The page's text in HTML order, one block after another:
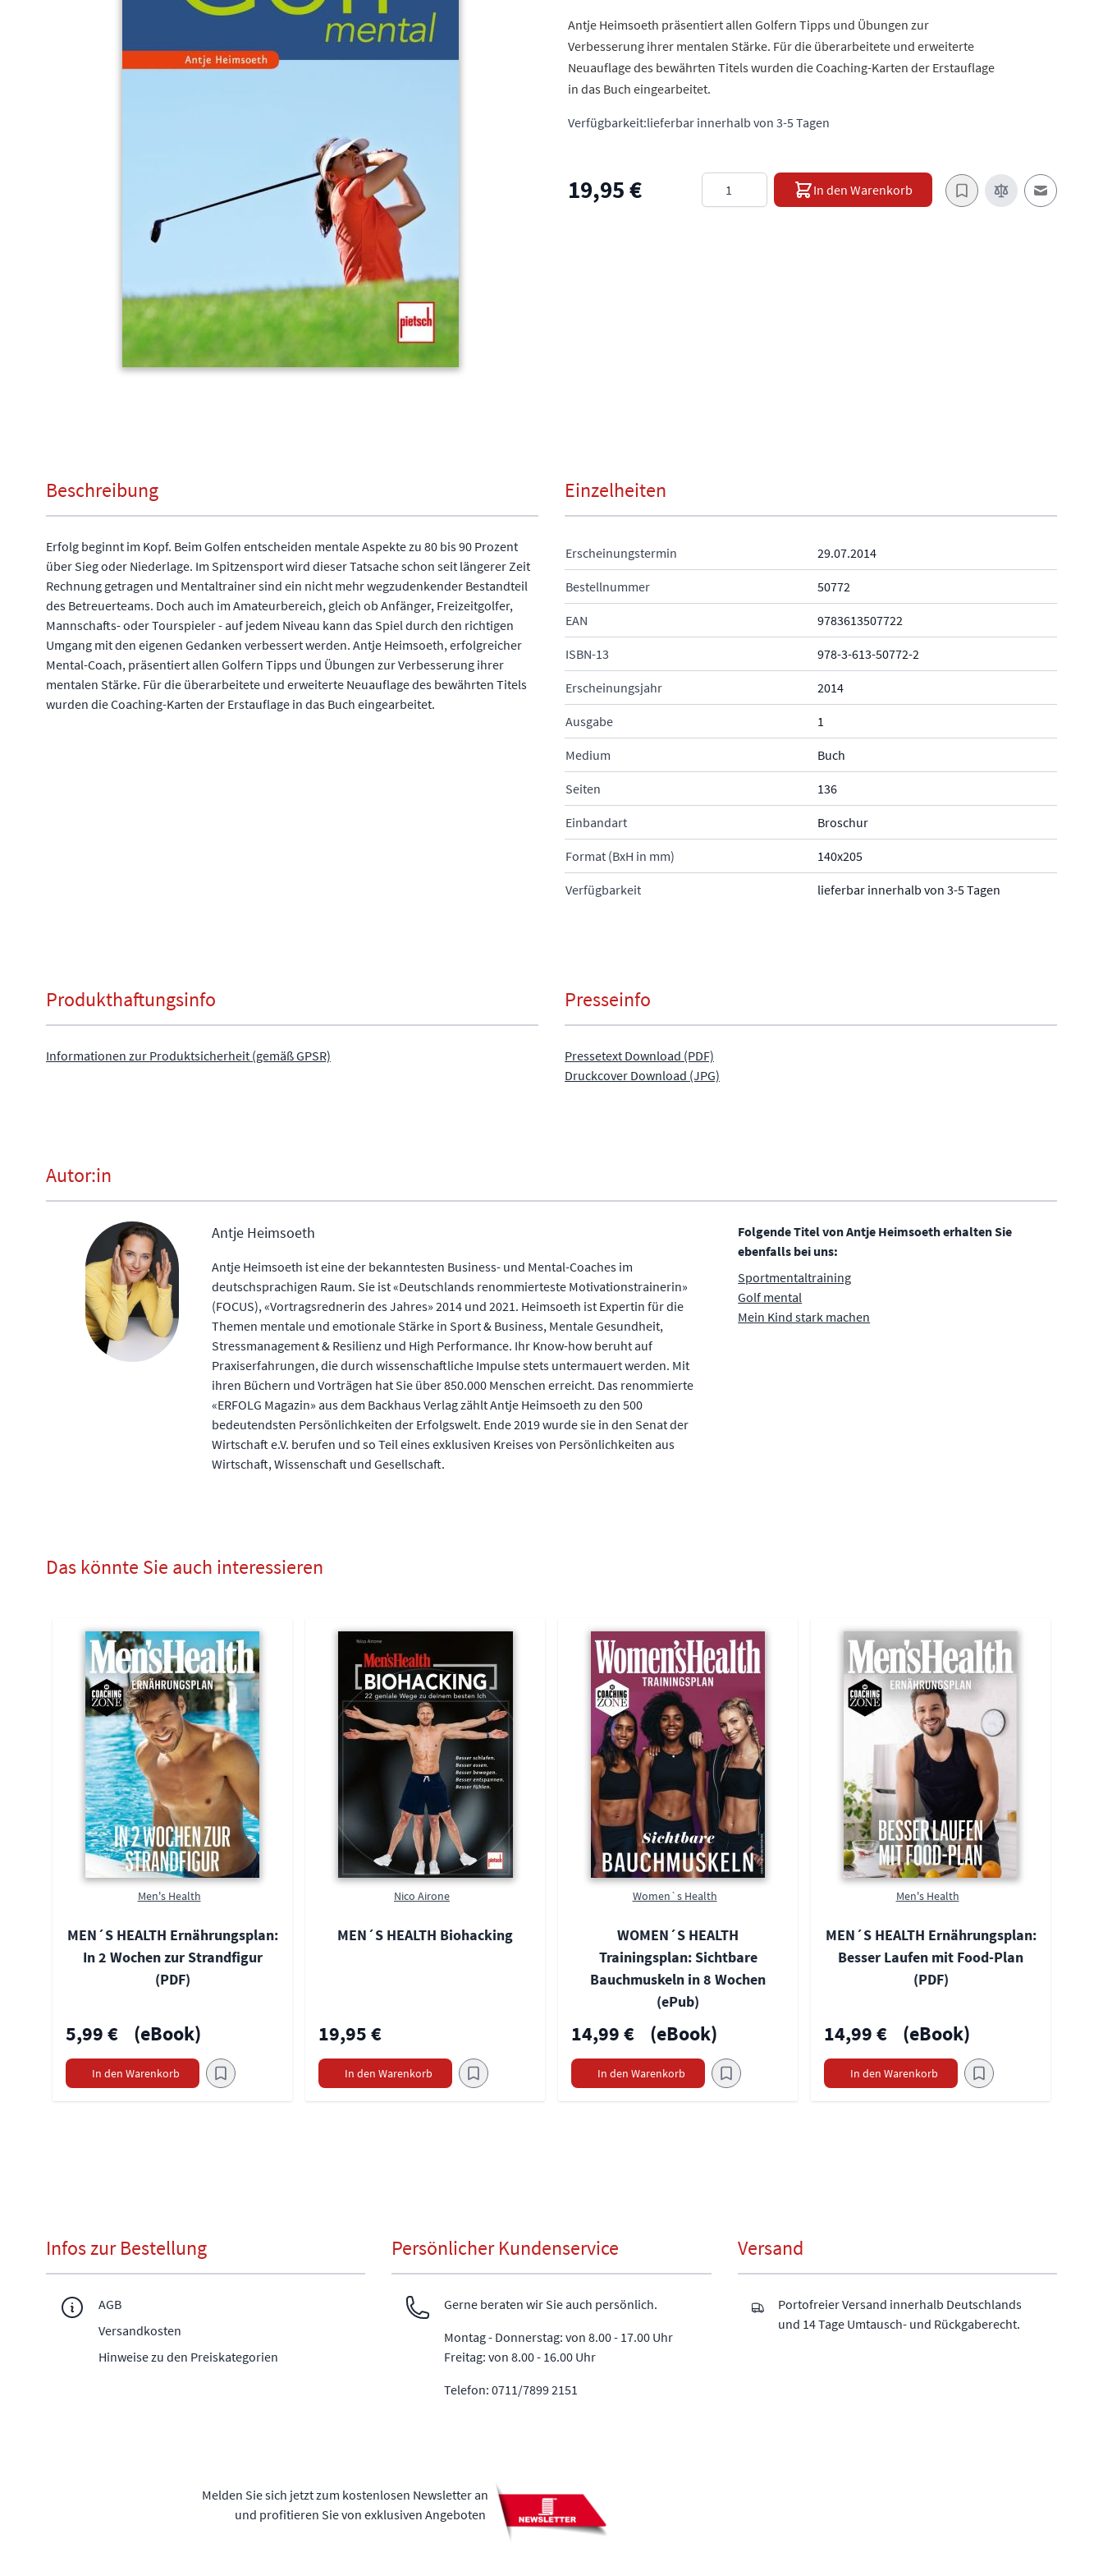
Antje Heimsoeth präsentiert allen Golfern Tipps und Übungen zur
Verbesserung ihrer mentalen Stärke. Für die überarbeitete und erweiterte
Neuauflage des bewährten Titels wurden die Coaching-Karten der Erstauflage
in das Buch eingearbeitet.
Verfügbarkeit:lieferbar innerhalb von 3-5 Tagen
19,95 € Menge In den Warenkorb
E-Mail an
Beschreibung
Erfolg beginnt im Kopf. Beim Golfen entscheiden mentale Aspekte zu 80 bis 90 Prozent
über Sieg oder Niederlage. Im Spitzensport wird dieser Tatsache schon seit längerer Zeit
Rechnung getragen und Mentaltrainer sind ein nicht mehr wegzudenkender Bestandteil
des Betreuerteams. Doch auch im Amateurbereich, gleich ob Anfänger, Freizeitgolfer,
Mannschafts- oder Tourspieler - auf jedem Niveau kann das Spiel durch den richtigen
Umgang mit den eigenen Gedanken verbessert werden. Antje Heimsoeth, erfolgreicher
Mental-Coach, präsentiert allen Golfern Tipps und Übungen zur Verbesserung ihrer
mentalen Stärke. Für die überarbeitete und erweiterte Neuauflage des bewährten Titels
wurden die Coaching-Karten der Erstauflage in das Buch eingearbeitet.
Einzelheiten
Erscheinungstermin 29.07.2014
Bestellnummer 50772
EAN 9783613507722
ISBN-13 978-3-613-50772-2
Erscheinungsjahr 2014
Ausgabe 1
Medium Buch
Seiten 136
Einbandart Broschur
Format (BxH in mm) 140x205
Verfügbarkeit lieferbar innerhalb von 3-5 Tagen
Produkthaftungsinfo
Informationen zur Produktsicherheit (gemäß GPSR)
Presseinfo
Pressetext Download (PDF)
Druckcover Download (JPG)
Autor:in
Antje Heimsoeth
Antje Heimsoeth ist eine der bekanntesten Business- und Mental-Coaches im
deutschsprachigen Raum. Sie ist «Deutschlands renommierteste Motivationstrainerin»
(FOCUS), «Vortragsrednerin des Jahres» 2014 und 2021. Heimsoeth ist Expertin für die
Themen mentale und emotionale Stärke in Sport & Business, Mentale Gesundheit,
Stressmanagement & Resilienz und High Performance. Ihr Know-how beruht auf
Praxiserfahrungen, die durch wissenschaftliche Impulse stets untermauert werden. Mit
ihren Büchern und Vorträgen hat Sie über 850.000 Menschen erreicht. Das renommierte
«ERFOLG Magazin» aus dem Backhaus Verlag zählt Antje Heimsoeth zu den 500
bedeutendsten Persönlichkeiten der Erfolgswelt. Ende 2019 wurde sie in den Senat der
Wirtschaft e.V. berufen und so Teil eines exklusiven Kreises von Persönlichkeiten aus
Wirtschaft, Wissenschaft und Gesellschaft.
Folgende Titel von Antje Heimsoeth erhalten Sie
ebenfalls bei uns:
Sportmentaltraining
Golf mental
Mein Kind stark machen
Das könnte Sie auch interessieren
Men's Health
MEN´S HEALTH Ernährungsplan:
In 2 Wochen zur Strandfigur
(PDF)
5,99 € (eBook)
In den Warenkorb
Nico Airone
MEN´S HEALTH Biohacking
19,95 €
In den Warenkorb
Women`s Health
WOMEN´S HEALTH
Trainingsplan: Sichtbare
Bauchmuskeln in 8 Wochen
(ePub)
14,99 € (eBook)
In den Warenkorb
Men's Health
MEN´S HEALTH Ernährungsplan:
Besser Laufen mit Food-Plan
(PDF)
14,99 € (eBook)
In den Warenkorb
Infos zur Bestellung
AGB
Versandkosten
Hinweise zu den Preiskategorien
Persönlicher Kundenservice
Gerne beraten wir Sie auch persönlich.
Montag - Donnerstag: von 8.00 - 17.00 Uhr
Freitag: von 8.00 - 16.00 Uhr
Telefon: 0711/7899 2151
Versand
Portofreier Versand innerhalb Deutschlands
und 14 Tage Umtausch- und Rückgaberecht.
Melden Sie sich jetzt zum kostenlosen Newsletter an
und profitieren Sie von exklusiven Angeboten